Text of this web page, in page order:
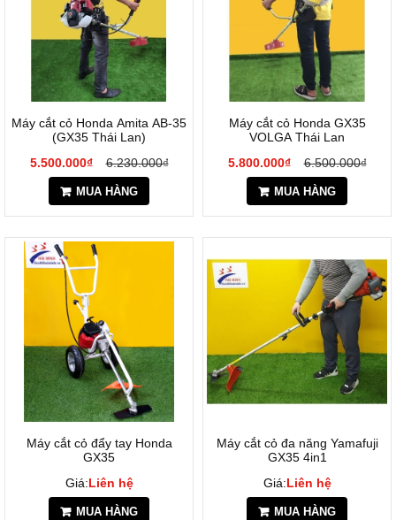
Máy cắt cỏ Honda Amita AB-35
(GX35 Thái Lan)
5.500.000₫
6.230.000₫
MUA HÀNG
Máy cắt cỏ Honda ​GX35
VOLGA Thái Lan
5.800.000₫
6.500.000₫
MUA HÀNG
Máy cắt cỏ đẩy tay Honda
GX35
Giá:Liên hệ
MUA HÀNG
Máy cắt cỏ đa năng Yamafuji
GX35 4in1
Giá:Liên hệ
MUA HÀNG